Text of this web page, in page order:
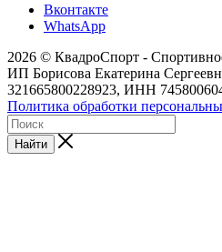
Вконтакте
WhatsApp
2026 © КвадроСпорт -
ИП Борисова Екатерина
321665800228923, ИНН
Политика обработки
Найти